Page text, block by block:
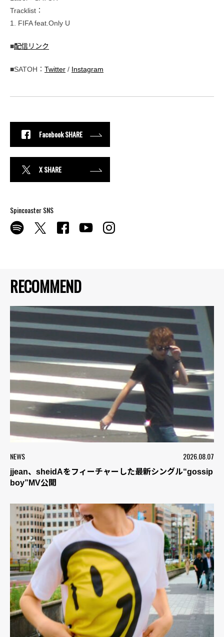
RECOMMEND
NEWS 2026.08.07
jjean、sheidAをフィーチャーした最新シングル“gossip
boy”MV公開
Tracklist：
1. FIFA feat.Only U
■配信リンク
■SATOH： Twitter / Instagram
Facebook SHARE
X SHARE
Spincoaster SNS